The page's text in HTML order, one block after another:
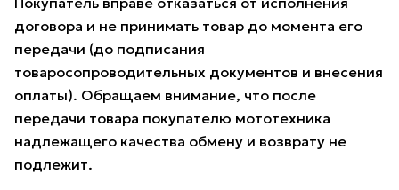
договора и не принимать товар до момента его
передачи (до подписания
товаросопроводительных документов и внесения
оплаты). Обращаем внимание, что после
передачи товара покупателю мототехника
надлежащего качества обмену и возврату не
подлежит.